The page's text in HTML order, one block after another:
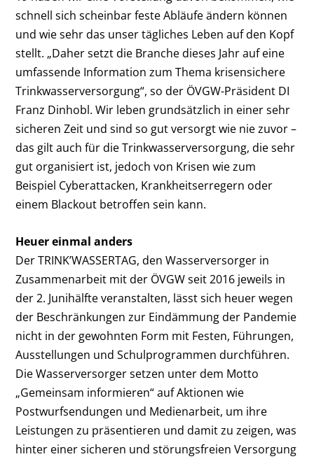
schnell sich scheinbar feste Abläufe ändern können
und wie sehr das unser tägliches Leben auf den Kopf
stellt. „Daher setzt die Branche dieses Jahr auf eine
umfassende Information zum Thema krisensichere
Trinkwasserversorgung“, so der ÖVGW-Präsident DI
Franz Dinhobl. Wir leben grundsätzlich in einer sehr
sicheren Zeit und sind so gut versorgt wie nie zuvor –
das gilt auch für die Trinkwasserversorgung, die sehr
gut organisiert ist, jedoch von Krisen wie zum
Beispiel Cyberattacken, Krankheitserregern oder
einem Blackout betroffen sein kann.
Heuer einmal anders
Der TRINK’WASSERTAG, den Wasserversorger in
Zusammenarbeit mit der ÖVGW seit 2016 jeweils in
der 2. Junihälfte veranstalten, lässt sich heuer wegen
der Beschränkungen zur Eindämmung der Pandemie
nicht in der gewohnten Form mit Festen, Führungen,
Ausstellungen und Schulprogrammen durchführen.
Die Wasserversorger setzen unter dem Motto
„Gemeinsam informieren“ auf Aktionen wie
Postwurfsendungen und Medienarbeit, um ihre
Leistungen zu präsentieren und damit zu zeigen, was
hinter einer sicheren und störungsfreien Versorgung